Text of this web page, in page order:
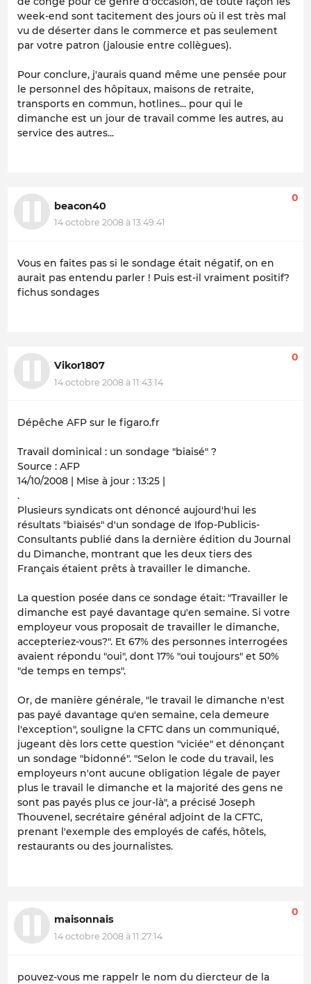
week-end sont tacitement des jours où il est très mal
vu de déserter dans le commerce et pas seulement
par votre patron (jalousie entre collègues).
Pour conclure, j'aurais quand même une pensée pour
le personnel des hôpitaux, maisons de retraite,
transports en commun, hotlines... pour qui le
dimanche est un jour de travail comme les autres, au
service des autres...
beacon40
14 octobre 2008 à 13:49:41
0
Vous en faites pas si le sondage était négatif, on en
aurait pas entendu parler ! Puis est-il vraiment positif?
fichus sondages
Vikor1807
14 octobre 2008 à 11:43:14
0
Dépêche AFP sur le figaro.fr
Travail dominical : un sondage "biaisé" ?
Source : AFP
14/10/2008 | Mise à jour : 13:25 |
.
Plusieurs syndicats ont dénoncé aujourd'hui les
résultats "biaisés" d'un sondage de Ifop-Publicis-
Consultants publié dans la dernière édition du Journal
du Dimanche, montrant que les deux tiers des
Français étaient prêts à travailler le dimanche.
La question posée dans ce sondage était: "Travailler le
dimanche est payé davantage qu'en semaine. Si votre
employeur vous proposait de travailler le dimanche,
accepteriez-vous?". Et 67% des personnes interrogées
avaient répondu "oui", dont 17% "oui toujours" et 50%
"de temps en temps".
Or, de manière générale, "le travail le dimanche n'est
pas payé davantage qu'en semaine, cela demeure
l'exception", souligne la CFTC dans un communiqué,
jugeant dès lors cette question "viciée" et dénonçant
un sondage "bidonné". "Selon le code du travail, les
employeurs n'ont aucune obligation légale de payer
plus le travail le dimanche et la majorité des gens ne
sont pas payés plus ce jour-là", a précisé Joseph
Thouvenel, secrétaire général adjoint de la CFTC,
prenant l'exemple des employés de cafés, hôtels,
restaurants ou des journalistes.
maisonnais
14 octobre 2008 à 11:27:14
0
pouvez-vous me rappelr le nom du diercteur de la